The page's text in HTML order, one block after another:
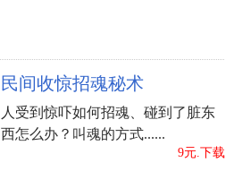
民间收惊招魂秘术
人受到惊吓如何招魂、碰到了脏东
西怎么办？叫魂的方式......
9元.下载